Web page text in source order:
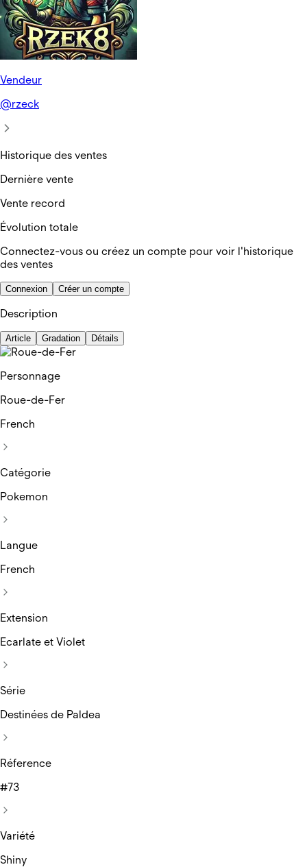
Vendeur
@rzeck
Historique des ventes
Dernière vente
Vente record
Évolution totale
Connectez-vous ou créez un compte pour voir l'historique
des ventes
Connexion Créer un compte
Description
Article Gradation Détails
Personnage
Roue-de-Fer
French
Catégorie
Pokemon
Langue
French
Extension
Ecarlate et Violet
Série
Destinées de Paldea
Réference
#73
Variété
Shiny